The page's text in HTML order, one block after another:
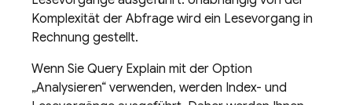
Komplexität der Abfrage wird ein Lesevorgang in
Rechnung gestellt.
Wenn Sie Query Explain mit der Option
„Analysieren“ verwenden, werden Index- und